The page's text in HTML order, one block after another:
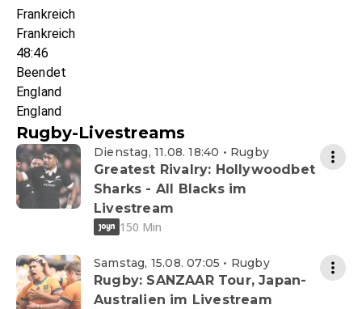
Frankreich
Frankreich
48:46
Beendet
England
England
Rugby-Livestreams
Dienstag, 11.08. 18:40 • Rugby
Greatest Rivalry: Hollywoodbet
Sharks - All Blacks im
Livestream
150 Min
Samstag, 15.08. 07:05 • Rugby
Rugby: SANZAAR Tour, Japan-
Australien im Livestream